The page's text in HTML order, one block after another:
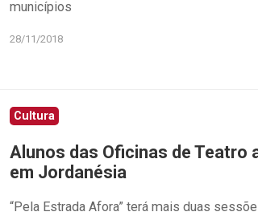
municípios
28/11/2018
Cultura
Alunos das Oficinas de Teatro
em Jordanésia
“Pela Estrada Afora” terá mais duas